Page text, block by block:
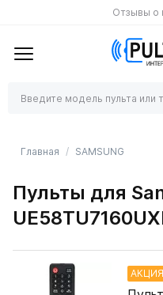
Отзывы о
Главная SAMSUNG
Пульты для
АКЦИЯ